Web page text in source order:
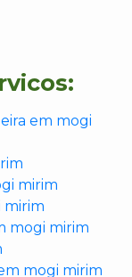
em mogi
mirim
mirim
mogi mirim
mogi mirim